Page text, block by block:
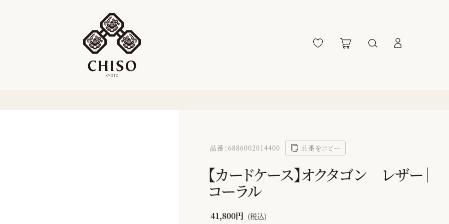
品番：6886002014400 品番をコピー
【カードケース】オクタゴン レザー｜
コーラル
41,800円 (税込)